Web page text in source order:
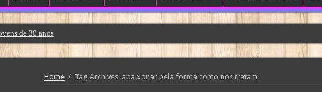
de 30 anos
Home / Tag Archives: apaixonar pela forma como nos tratam